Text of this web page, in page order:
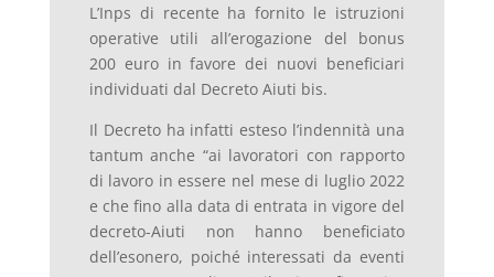
L’Inps di recente ha fornito le istruzioni
operative utili all’erogazione del bonus
200 euro in favore dei nuovi beneficiari
individuati dal Decreto Aiuti bis.
Il Decreto ha infatti esteso l’indennità una
tantum anche “ai lavoratori con rapporto
di lavoro in essere nel mese di luglio 2022
e che fino alla data di entrata in vigore del
decreto-Aiuti non hanno beneficiato
dell’esonero, poiché interessati da eventi